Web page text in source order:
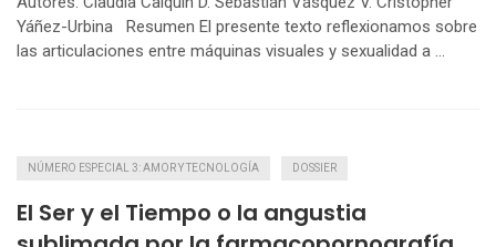
Yáñez-Urbina Resumen El presente texto reflexionamos sobre
las articulaciones entre máquinas visuales y sexualidad a …
NÚMERO ESPECIAL 3: AMOR Y TECNOLOGÍA DOSSIER
El Ser y el Tiempo o la angustia